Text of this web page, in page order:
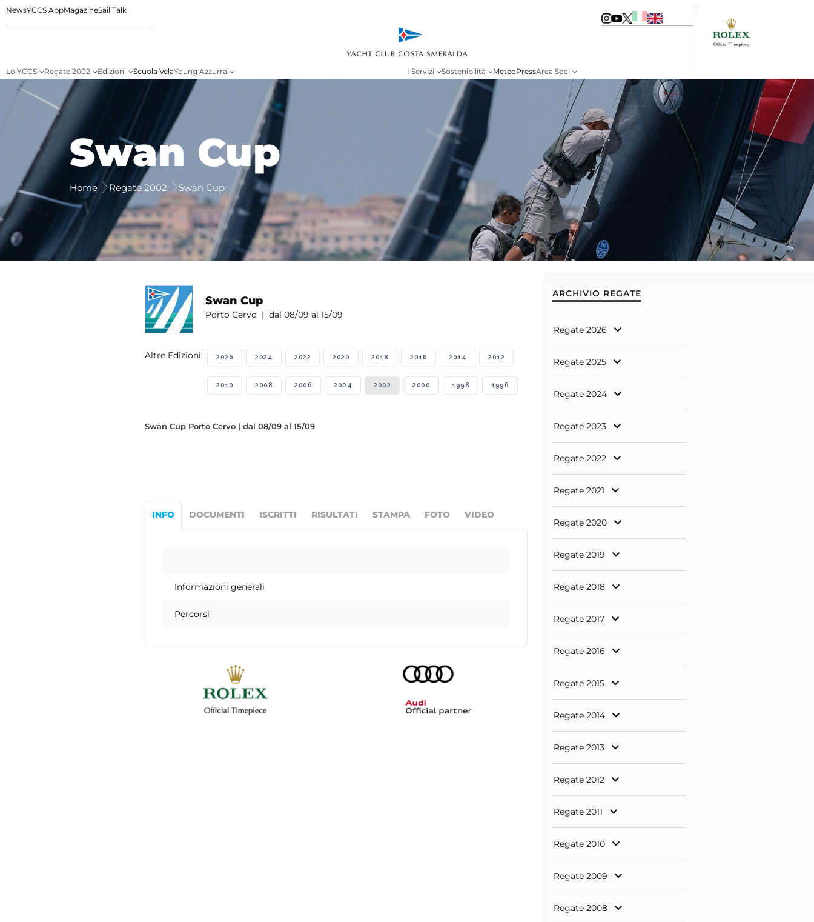
NewsYCCS AppMagazineSail Talk
Lo YCCS Regate 2002 Edizioni Scuola VelaYoung Azzurra I Servizi Sostenibilità MeteoPressArea Soci
Swan Cup
Home Regate 2002 Swan Cup
Swan Cup
Porto Cervo | dal 08/09 al 15/09
Altre Edizioni: 2026 2024 2022 2020 2018 2016 2014 2012
2010 2008 2006 2004 2002 2000 1998 1996
Swan Cup Porto Cervo | dal 08/09 al 15/09
INFO DOCUMENTI ISCRITTI RISULTATI STAMPA FOTO VIDEO
Informazioni generali
Percorsi
ARCHIVIO REGATE
Regate 2026
Regate 2025
Regate 2024
Regate 2023
Regate 2022
Regate 2021
Regate 2020
Regate 2019
Regate 2018
Regate 2017
Regate 2016
Regate 2015
Regate 2014
Regate 2013
Regate 2012
Regate 2011
Regate 2010
Regate 2009
Regate 2008